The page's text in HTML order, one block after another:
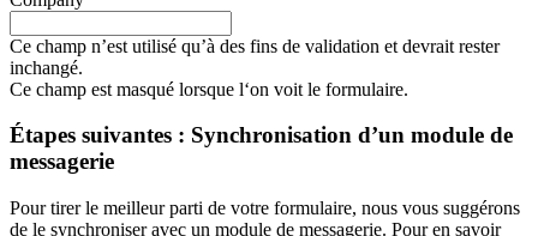
Ce champ n’est utilisé qu’à des fins de validation et devrait rester
inchangé.
Ce champ est masqué lorsque l‘on voit le formulaire.
Étapes suivantes : Synchronisation d’un module de
messagerie
Pour tirer le meilleur parti de votre formulaire, nous vous suggérons
de le synchroniser avec un module de messagerie. Pour en savoir